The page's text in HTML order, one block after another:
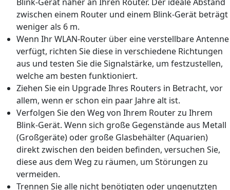
zwischen einem Router und einem Blink-Gerät beträgt
weniger als 6 m.
Wenn Ihr WLAN-Router über eine verstellbare Antenne
verfügt, richten Sie diese in verschiedene Richtungen
aus und testen Sie die Signalstärke, um festzustellen,
welche am besten funktioniert.
Ziehen Sie ein Upgrade Ihres Routers in Betracht, vor
allem, wenn er schon ein paar Jahre alt ist.
Verfolgen Sie den Weg von Ihrem Router zu Ihrem
Blink-Gerät. Wenn sich große Gegenstände aus Metall
(Großgeräte) oder große Glasbehälter (Aquarien)
direkt zwischen den beiden befinden, versuchen Sie,
diese aus dem Weg zu räumen, um Störungen zu
vermeiden.
Trennen Sie alle nicht benötigten oder ungenutzten